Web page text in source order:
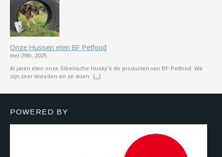
Onze Hussen eten BF Petfood
mei 29th, 2025
Al jaren eten onze Siberische Husky's de producten van BF Petfood. We
zijn zeer tevreden en ze doen
[...]
POWERED BY